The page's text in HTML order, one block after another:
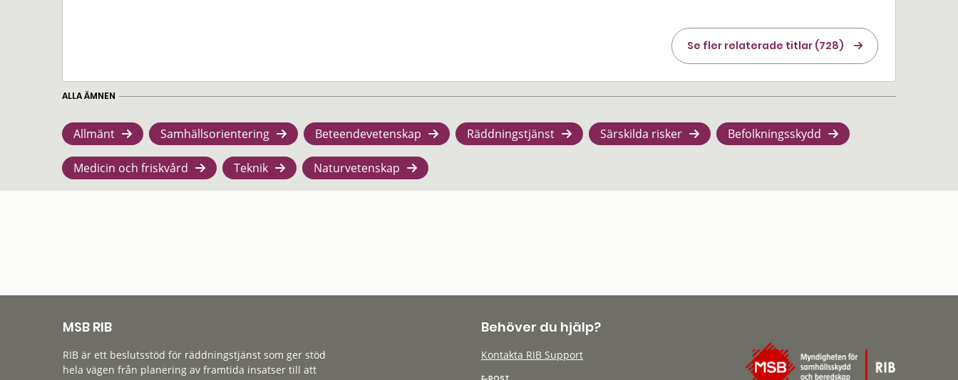
Se fler relaterade titlar (728)
ALLA ÄMNEN
Allmänt Samhällsorientering Beteendevetenskap Räddningstjänst Särskilda risker Befolkningsskydd
Medicin och friskvård Teknik Naturvetenskap
MSB RIB
RIB är ett beslutsstöd för räddningstjänst som ger stöd
hela vägen från planering av framtida insatser till att
Behöver du hjälp?
Kontakta RIB Support